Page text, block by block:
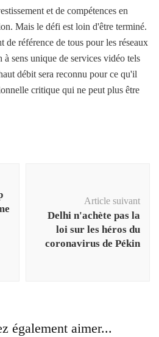
et de compétences en
Mais le défi est loin d'être terminé.
de référence de tous pour les réseaux
sens unique de services vidéo tels
débit sera reconnu pour ce qu'il
critique qui ne peut plus être
Article suivant
Delhi n'achète pas la
loi sur les héros du
coronavirus de Pékin
également aimer...